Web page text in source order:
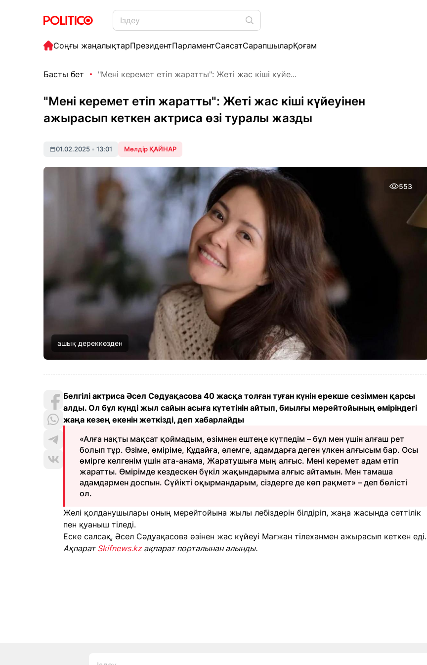
Соңғы жаңалықтарПрезидентПарламентСаясатСарапшыларҚоғам
Басты бет "Мені керемет етіп жаратты": Жеті жас кіші күйе...
"Мені керемет етіп жаратты": Жеті жас кіші күйеуінен
ажырасып кеткен актриса өзі туралы жазды
01.02.2025 • 13:01 Мөлдір ҚАЙНАР
553
ашық дереккөзден
Белгілі актриса Әсел Сәдуақасова 40 жасқа толған туған күнін ерекше сезіммен қарсы
алды. Ол бұл күнді жыл сайын асыға күтетінін айтып, биылғы мерейтойының өміріндегі
жаңа кезең екенін жеткізді, деп хабарлайды
«Алға нақты мақсат қоймадым, өзімнен ештеңе күтпедім – бұл мен үшін алғаш рет
болып тұр. Өзіме, өміріме, Құдайға, әлемге, адамдарға деген үлкен алғысым бар. Осы
өмірге келгенім үшін ата-анама, Жаратушыға мың алғыс. Мені керемет адам етіп
жаратты. Өмірімде кездескен бүкіл жақындарыма алғыс айтамын. Мен тамаша
адамдармен доспын. Сүйікті оқырмандарым, сіздерге де көп рақмет» – деп бөлісті
ол.
Желі қолданушылары оның мерейтойына жылы лебіздерін білдіріп, жаңа жасында сәттілік
пен қуаныш тіледі.
Еске салсақ, Әсел Сәдуақасова өзінен жас күйеуі Мағжан тілеханмен ажырасып кеткен еді.
Ақпарат Skifnews.kzақпарат порталынан алынды.